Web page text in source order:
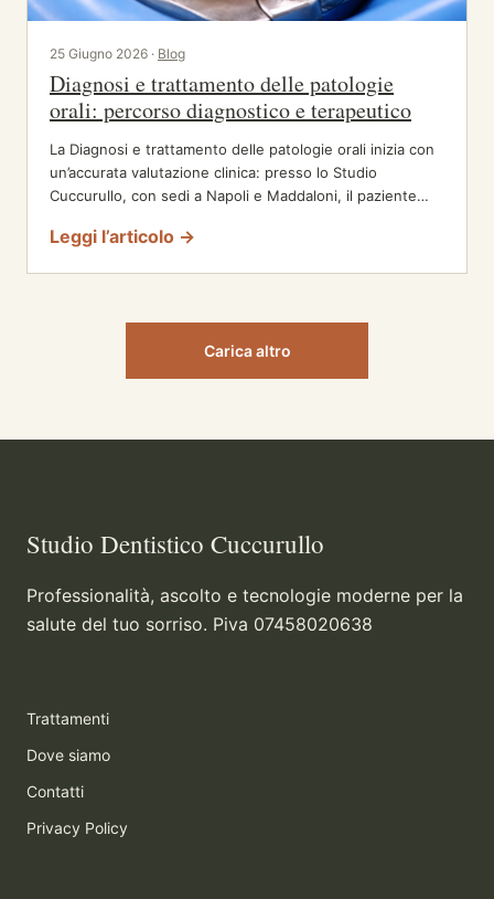
25 Giugno 2026 · Blog
Diagnosi e trattamento delle patologie
orali: percorso diagnostico e terapeutico
La Diagnosi e trattamento delle patologie orali inizia con
un’accurata valutazione clinica: presso lo Studio
Cuccurullo, con sedi a Napoli e Maddaloni, il paziente…
Leggi l’articolo →
Carica altro
Studio Dentistico Cuccurullo
Professionalità, ascolto e tecnologie moderne per la
salute del tuo sorriso. Piva 07458020638
Trattamenti
Dove siamo
Contatti
Privacy Policy